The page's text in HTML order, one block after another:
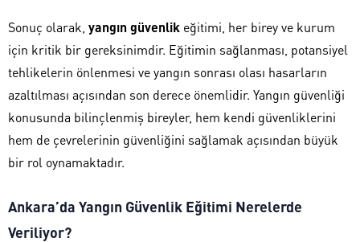
Sonuç olarak, yangın güvenlik eğitimi, her birey ve kurum
için kritik bir gereksinimdir. Eğitimin sağlanması, potansiyel
tehlikelerin önlenmesi ve yangın sonrası olası hasarların
azaltılması açısından son derece önemlidir. Yangın güvenliği
konusunda bilinçlenmiş bireyler, hem kendi güvenliklerini
hem de çevrelerinin güvenliğini sağlamak açısından büyük
bir rol oynamaktadır.
Ankara’da Yangın Güvenlik Eğitimi Nerelerde
Veriliyor?